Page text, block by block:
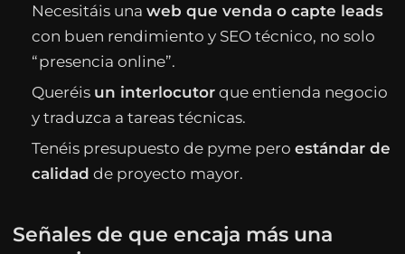
Necesitáis unaweb que venda o capte leads
con buen rendimiento y SEO técnico, no solo
“presencia online”.
Queréis un interlocutor que entienda negocio
y traduzca a tareas técnicas.
Tenéis presupuesto de pyme peroestándar de
calidad de proyecto mayor.
Señales de que encaja más una